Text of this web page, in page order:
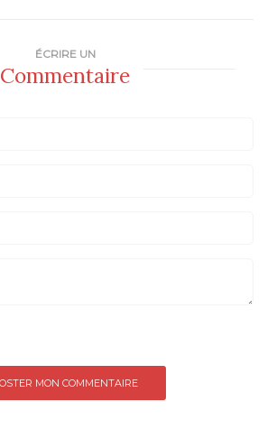
ÉCRIRE UN
Commentaire